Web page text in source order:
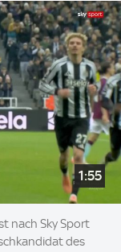
1:55
nach Sky Sport
des